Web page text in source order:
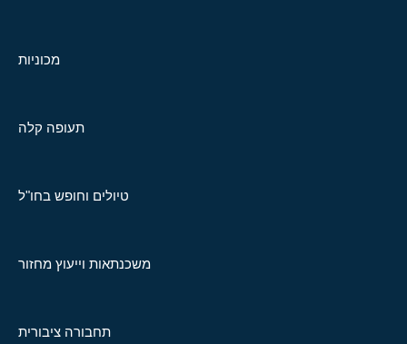
מכוניות
תעופה קלה
טיולים וחופש בחו"ל
משכנתאות וייעוץ מחזור
תחבורה ציבורית